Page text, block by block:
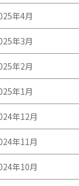
年4月
年3月
年2月
年1月
年12月
年11月
年10月